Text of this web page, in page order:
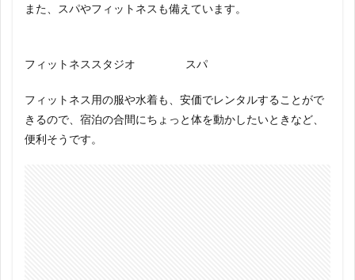
また、スパやフィットネスも備えています。
フィットネススタジオ スパ
フィットネス用の服や水着も、安価でレンタルすることがで
きるので、宿泊の合間にちょっと体を動かしたいときなど、
便利そうです。